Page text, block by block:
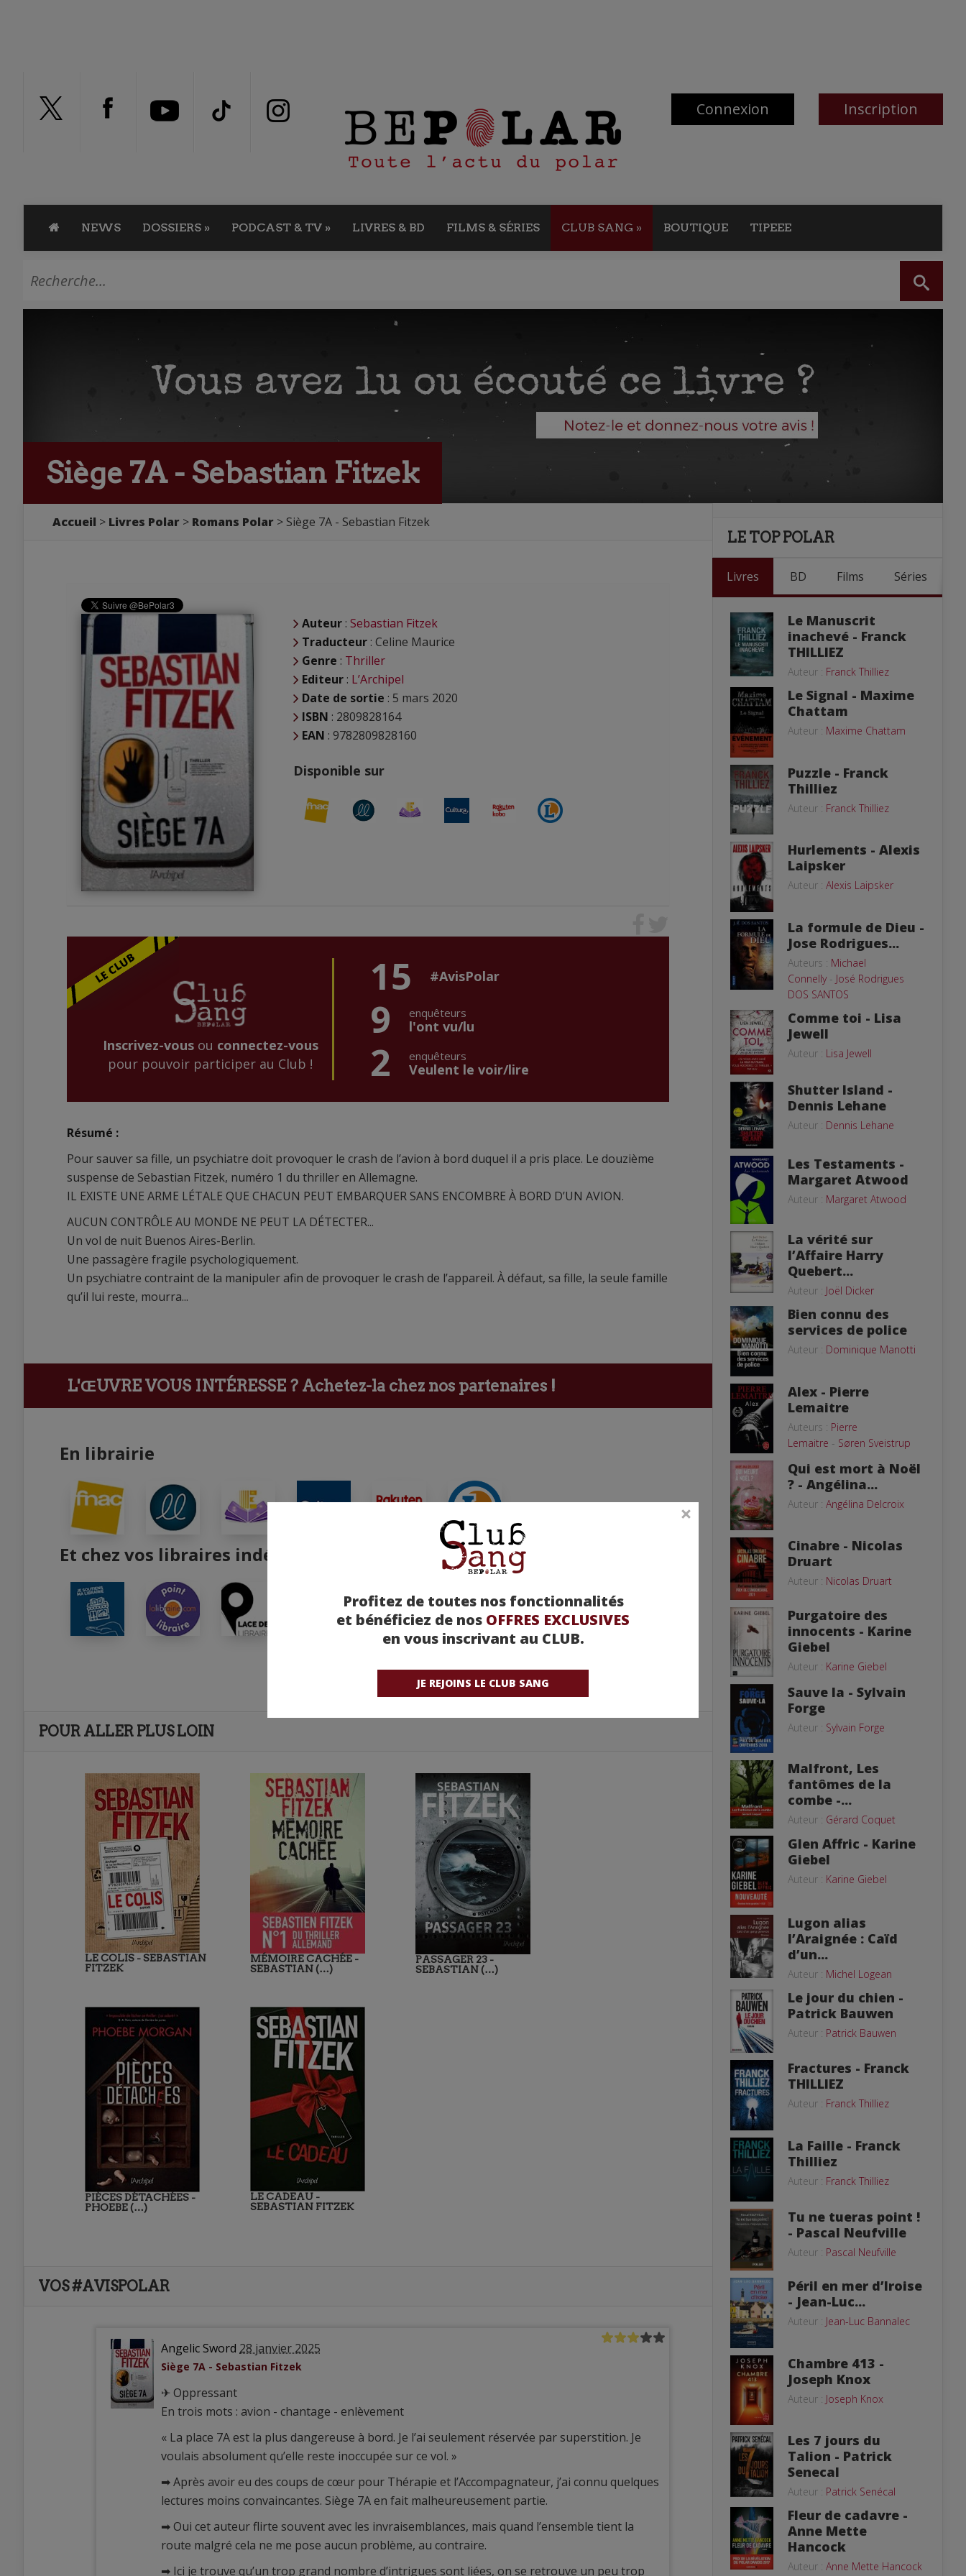
Connexion Inscription
NEWS DOSSIERS » PODCAST & TV » LIVRES & BD FILMS & SÉRIES CLUB SANG » BOUTIQUE TIPEEE
Profitez de toutes nos fonctionnalités
et bénéficiez de nos OFFRES EXCLUSIVES
en vous inscrivant au CLUB.
JE REJOINS LE CLUB SANG
Siège 7A - Sebastian Fitzek
Accueil Livres Polar Romans Polar Siège 7A - Sebastian Fitzek
Auteur : Sebastian Fitzek
Traducteur : Celine Maurice
Genre : Thriller
Editeur : L’Archipel
Date de sortie : 5 mars 2020
ISBN : 2809828164
EAN : 9782809828160
Disponible sur
Inscrivez-vousou connectez-vous
pour pouvoir participer au Club !
15 #AvisPolar
9 enquêteurs
l'ont vu/lu
2 enquêteurs
Veulent le voir/lire
Résumé :
Pour sauver sa fille, un psychiatre doit provoquer le crash de l’avion à bord duquel il a pris place. Le douzième
suspense de Sebastian Fitzek, numéro 1 du thriller en Allemagne.
IL EXISTE UNE ARME LÉTALE QUE CHACUN PEUT EMBARQUER SANS ENCOMBRE À BORD D’UN AVION.
AUCUN CONTRÔLE AU MONDE NE PEUT LA DÉTECTER...
Un vol de nuit Buenos Aires-Berlin.
Une passagère fragile psychologiquement.
Un psychiatre contraint de la manipuler afin de provoquer le crash de l’appareil. À défaut, sa fille, la seule famille
qu’il lui reste, mourra...
L'ŒUVRE VOUS INTÉRESSE ? Achetez-la chez nos partenaires !
En librairie
Et chez vos libraires indépendants
POUR ALLER PLUS LOIN
LE COLIS - SEBASTIAN
FITZEK
MÉMOIRE CACHÉE -
SEBASTIAN (…)
PASSAGER 23 -
SEBASTIAN (…)
PIÈCES DÉTACHÉES -
PHOEBE (…)
LE CADEAU -
SEBASTIAN FITZEK
VOS #AVISPOLAR
Angelic Sword 28 janvier 2025
Siège 7A - Sebastian Fitzek
✈ Oppressant
En trois mots : avion - chantage - enlèvement
« La place 7A est la plus dangereuse à bord. Je l’ai seulement réservée par superstition. Je
voulais absolument qu’elle reste inoccupée sur ce vol. »
➡ Après avoir eu des coups de cœur pour Thérapie et l’Accompagnateur, j’ai connu quelques
lectures moins convaincantes. Siège 7A en fait malheureusement partie.
➡ Oui cet auteur flirte souvent avec les invraisemblances, mais quand l’ensemble tient la
route malgré cela ne me pose aucun problème, au contraire.
➡ Ici je trouve qu’un trop grand nombre d’intrigues sont liées, on se retrouve un peu trop
LE TOP POLAR
Livres BD Films Séries
Le Manuscrit
inachevé - Franck
THILLIEZ
Auteur : Franck Thilliez
Le Signal - Maxime
Chattam
Auteur : Maxime Chattam
Puzzle - Franck
Thilliez
Auteur : Franck Thilliez
Hurlements - Alexis
Laipsker
Auteur : Alexis Laipsker
La formule de Dieu -
Jose Rodrigues...
Auteurs : Michael
Connelly- José Rodrigues
DOS SANTOS
Comme toi - Lisa
Jewell
Auteur : Lisa Jewell
Shutter Island -
Dennis Lehane
Auteur : Dennis Lehane
Les Testaments -
Margaret Atwood
Auteur : Margaret Atwood
La vérité sur
l’Affaire Harry
Quebert...
Auteur : Joël Dicker
Bien connu des
services de police
Auteur : Dominique Manotti
Alex - Pierre
Lemaitre
Auteurs : Pierre
Lemaitre - Søren Sveistrup
Qui est mort à Noël
? - Angélina...
Auteur : Angélina Delcroix
Cinabre - Nicolas
Druart
Auteur : Nicolas Druart
Purgatoire des
innocents - Karine
Giebel
Auteur : Karine Giebel
Sauve la - Sylvain
Forge
Auteur : Sylvain Forge
Malfront, Les
fantômes de la
combe -...
Auteur : Gérard Coquet
Glen Affric - Karine
Giebel
Auteur : Karine Giebel
Lugon alias
l’Araignée : Caïd
d’un...
Auteur : Michel Logean
Le jour du chien -
Patrick Bauwen
Auteur : Patrick Bauwen
Fractures - Franck
THILLIEZ
Auteur : Franck Thilliez
La Faille - Franck
Thilliez
Auteur : Franck Thilliez
Tu ne tueras point !
- Pascal Neufville
Auteur : Pascal Neufville
Péril en mer d’Iroise
- Jean-Luc...
Auteur : Jean-Luc Bannalec
Chambre 413 -
Joseph Knox
Auteur : Joseph Knox
Les 7 jours du
Talion - Patrick
Senecal
Auteur : Patrick Senécal
Fleur de cadavre -
Anne Mette
Hancock
Auteur : Anne Mette Hancock